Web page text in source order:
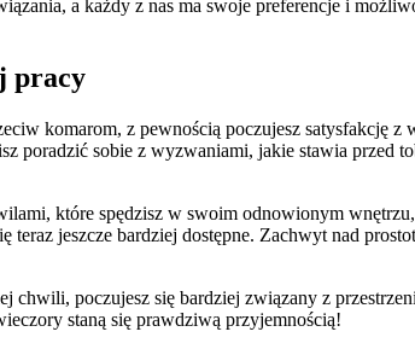
a każdy z nas ma swoje preferencje i
pracy
komarom, z pewnością poczujesz satysfakcję
poradzić sobie z wyzwaniami, jakie stawia
które spędzisz w swoim odnowionym
teraz jeszcze bardziej dostępne. Zachwyt nad
chwili, poczujesz się bardziej związany z
staną się prawdziwą przyjemnością!